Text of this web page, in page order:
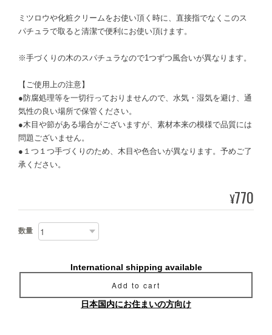
ミツロウや化粧クリームをお使い頂く時に、直接指でなくこのス
パチュラで取ると清潔で便利にお使い頂けます。
※手づくりの木のスパチュラなので1つずつ風合いが異なります。
【ご使用上の注意】
●防腐処理等を一切行っておりませんので、水気・湿気を避け、通
気性の良い場所で保管ください。
●木目や節がある場合がございますが、素材本来の模様で品質には
問題ございません。
●１つ１つ手づくりのため、木目や色合いが異なります。予めご了
承ください。
¥770
数量
International shipping available
Add to cart
日本国内にお住まいの方向け